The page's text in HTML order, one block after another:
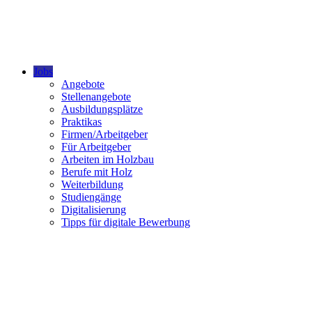
Jobs
Angebote
Stellenangebote
Ausbildungsplätze
Praktikas
Firmen/Arbeitgeber
Für Arbeitgeber
Arbeiten im Holzbau
Berufe mit Holz
Weiterbildung
Studiengänge
Digitalisierung
Tipps für digitale Bewerbung